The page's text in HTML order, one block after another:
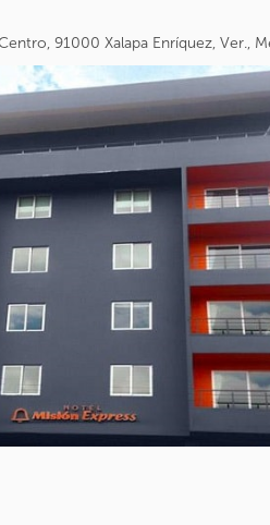
91000 Xalapa Enríquez, Ver.,